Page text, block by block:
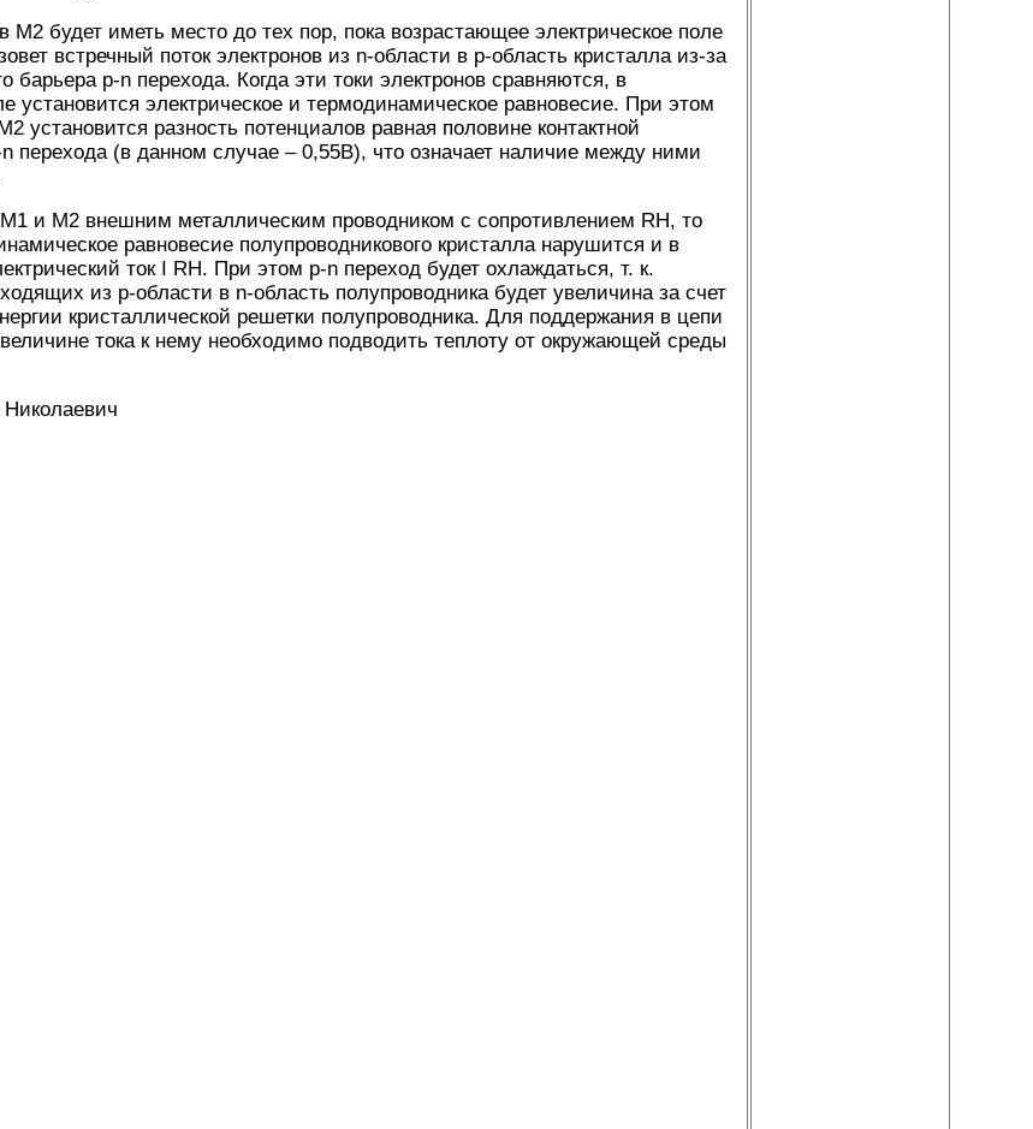
М2 будет иметь место до тех пор, пока возрастающее электрическое поле
встречный поток электронов из n-области в р-область кристалла из-за
барьера р-n перехода. Когда эти токи электронов сравняются, в
установится электрическое и термодинамическое равновесие. При этом
установится разность потенциалов равная половине контактной
перехода (в данном случае – 0,55В), что означает наличие между ними
М1 и М2 внешним металлическим проводником с сопротивлением RH, то
равновесие полупроводникового кристалла нарушится и в
ток I RH. При этом p-n переход будет охлаждаться, т. к.
из р-области в n-область полупроводника будет увеличина за счет
кристаллической решетки полупроводника. Для поддержания в цепи
величине тока к нему необходимо подводить теплоту от окружающей среды